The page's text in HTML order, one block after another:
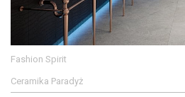
Fashion Spirit
Ceramika Paradyż